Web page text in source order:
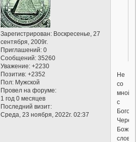
Зарегистрирован: Воскресенье, 27
сентября, 2009г.
Приглашений: 0
Сообщений: 35260
Уважение: +2230
Позитив: +2352
Пол: Мужской
Провел на форуме:
1 год 0 месяцев
Последний визит:
Среда, 23 ноября, 2022г. 02:37
Не
со
мной,
с
Богом.
Через
Божие
слово.